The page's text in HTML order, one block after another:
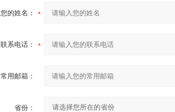
您的姓名：
联系电话：
常用邮箱：
省份：